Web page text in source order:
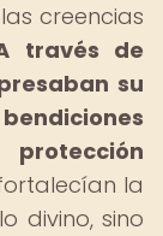
creencias
través de
su
la
divino, sino